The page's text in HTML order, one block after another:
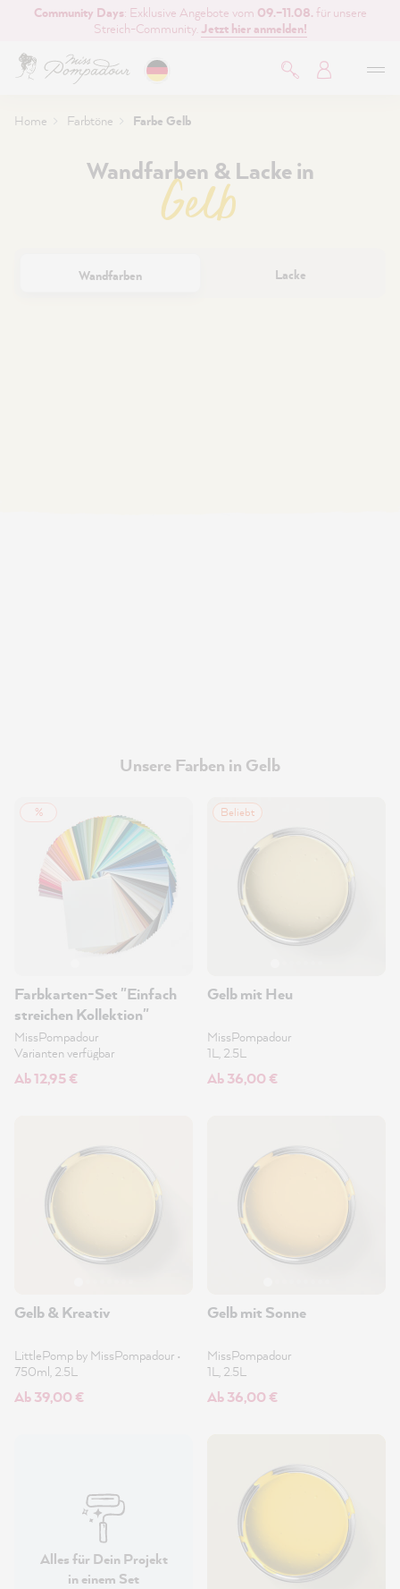
springen
Community Days: Exklusive Angebote vom 09.–11.08. für unsere
Streich-Community. Jetzt hier anmelden!
Home Farbtöne Farbe Gelb
Wandfarben & Lacke in
Gelb
Wandfarben Lacke
Unsere Farben in Gelb
%
Farbkarten-Set "Einfach
streichen Kollektion"
MissPompadour
Varianten verfügbar
Ab 12,95 €
Beliebt
Gelb mit Heu
MissPompadour
1L, 2.5L
Ab 36,00 €
Gelb & Kreativ
LittlePomp by MissPompadour •
750ml, 2.5L
Ab 39,00 €
Gelb mit Sonne
MissPompadour
1L, 2.5L
Ab 36,00 €
Alles für Dein Projekt
in einem Set